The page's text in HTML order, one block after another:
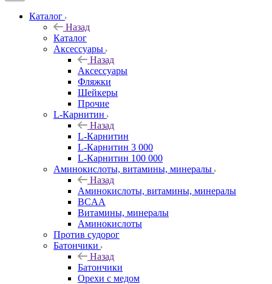
Каталог
Назад
Каталог
Аксессуары
Назад
Аксессуары
Фляжки
Шейкеры
Прочие
L-Карнитин
Назад
L-Карнитин
L-Карнитин 3 000
L-Карнитин 100 000
Аминокислоты, витамины, минералы
Назад
Аминокислоты, витамины, минералы
BCAA
Витамины, минералы
Аминокислоты
Против судорог
Батончики
Назад
Батончики
Орехи с медом